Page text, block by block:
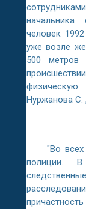
человек
уже возле
500
физическую
Нуржанова
"Во всех
полиции. В